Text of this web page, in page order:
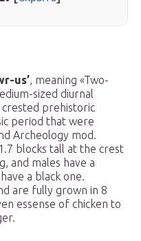
us’, meaning «Two-
sized diurnal
crested prehistoric
period that were
Archeology mod.
blocks tall at the crest
and males have a
a black one.
are fully grown in 8
essense of chicken to